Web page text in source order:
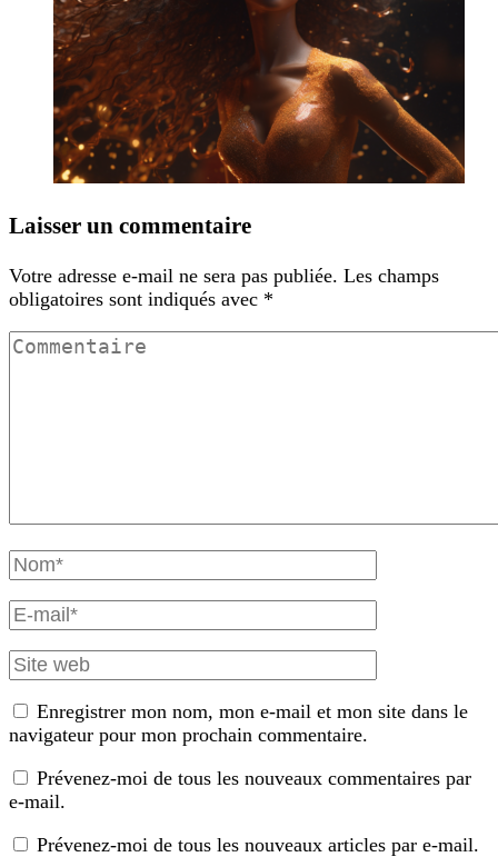
Laisser un commentaire
Votre adresse e-mail ne sera pas publiée. Les champs
obligatoires sont indiqués avec *
Commentaire
Nom
complet
E-
mail
Site
web
Enregistrer mon nom, mon e-mail et mon site dans le
navigateur pour mon prochain commentaire.
Prévenez-moi de tous les nouveaux commentaires par
e-mail.
Prévenez-moi de tous les nouveaux articles par e-mail.